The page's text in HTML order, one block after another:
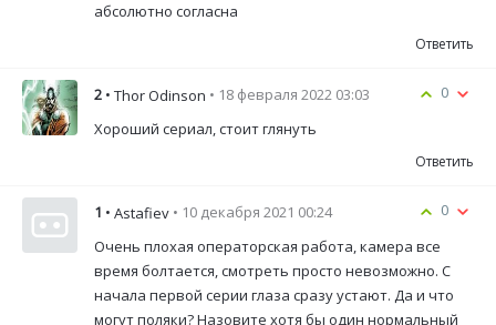
абсолютно согласна
Ответить
0
2 • Thor Odinson • 18 февраля 2022 03:03
Хороший сериал, стоит глянуть
Ответить
0
1 • Astafiev • 10 декабря 2021 00:24
Очень плохая операторская работа, камера все
время болтается, смотреть просто невозможно. С
начала первой серии глаза сразу устают. Да и что
могут поляки? Назовите хотя бы один нормальный